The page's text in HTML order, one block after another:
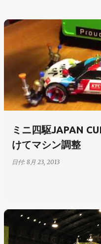
ミニ四駆JAPAN
けてマシン調整
日付: 8月 23, 2013